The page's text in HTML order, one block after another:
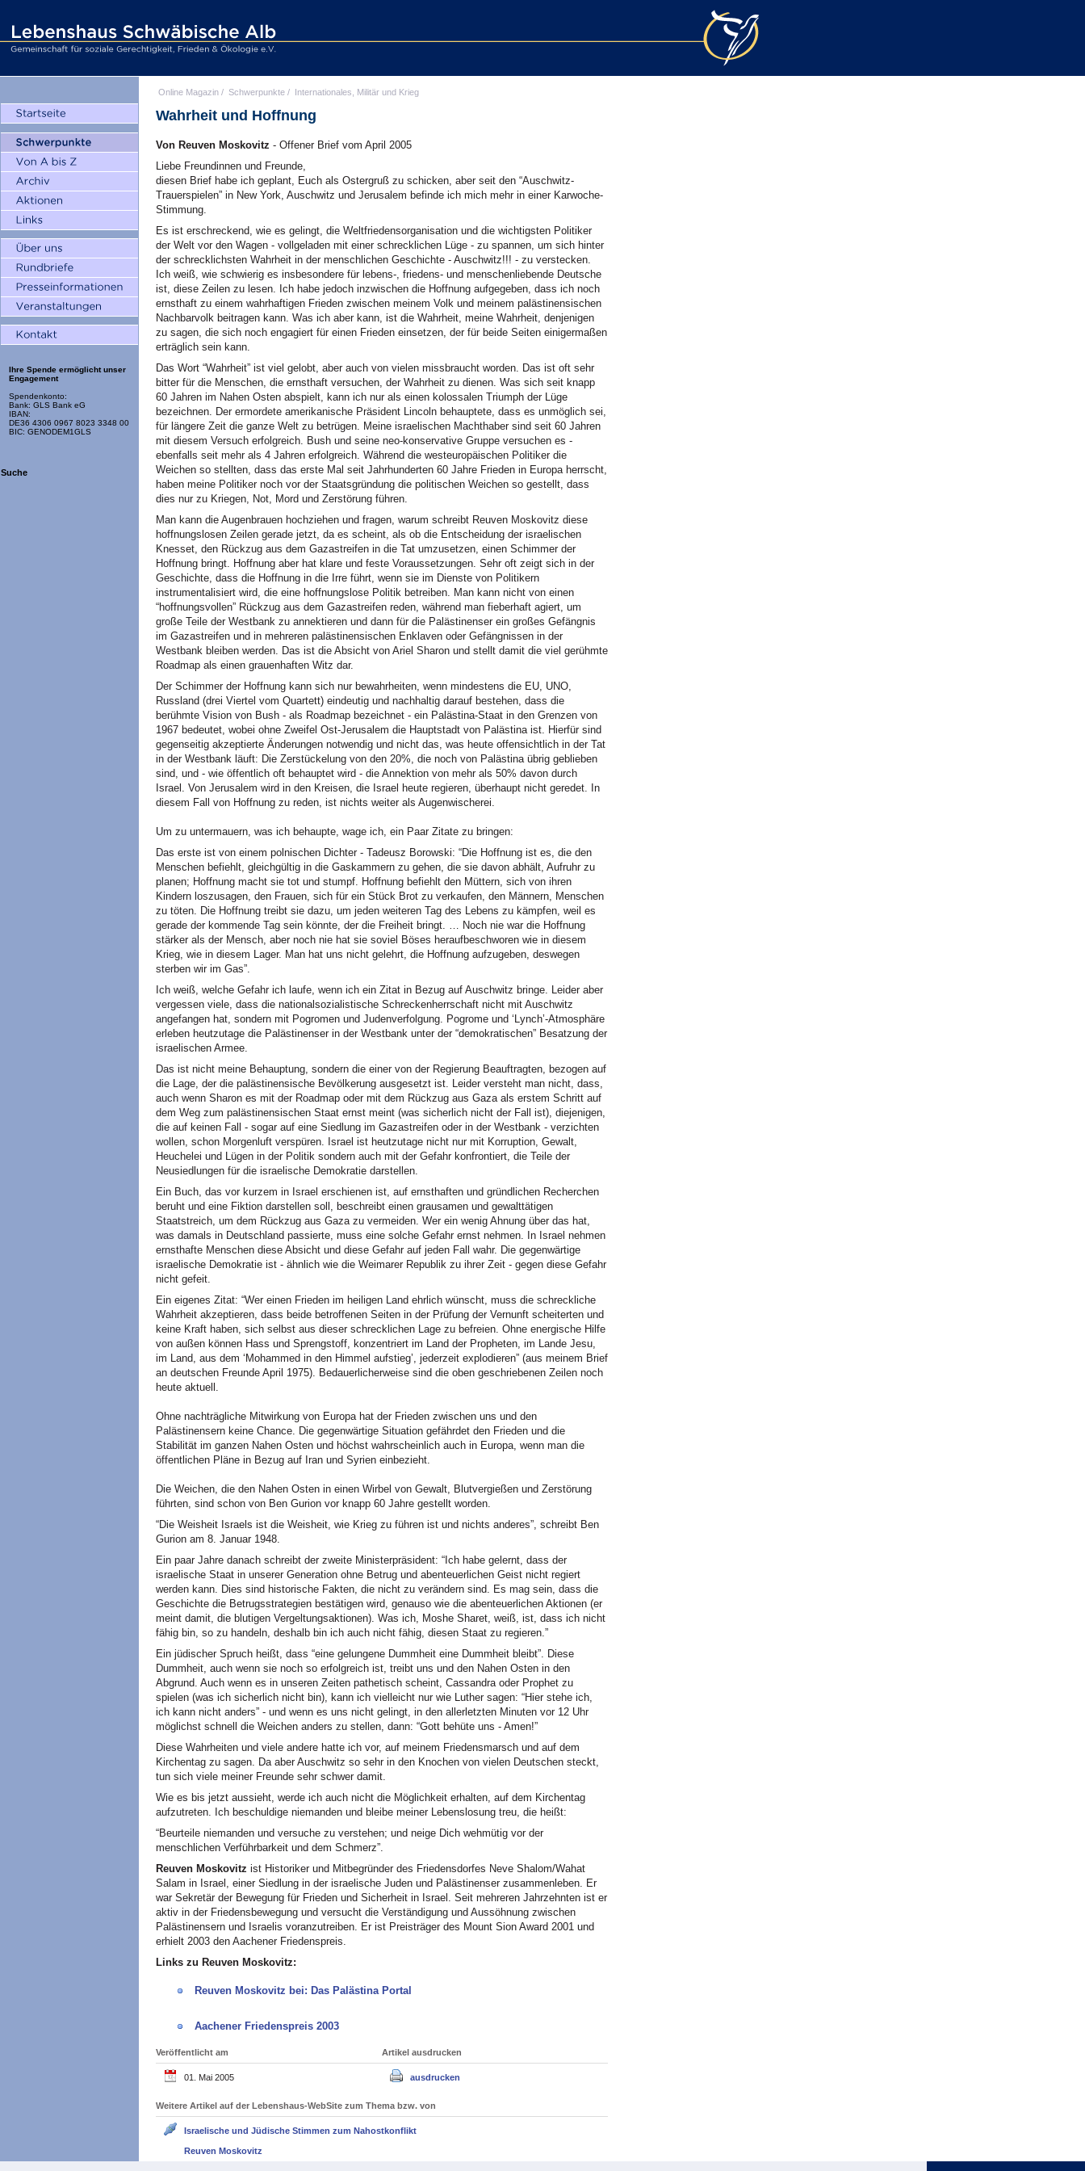
Ihre Spende ermöglicht unser
Engagement
Spendenkonto:
Bank: GLS Bank eG
IBAN:
DE36 4306 0967 8023 3348 00
BIC: GENODEM1GLS
Suche
Online Magazin / Schwerpunkte / Internationales, Militär und Krieg
Wahrheit und Hoffnung
Von Reuven Moskovitz - Offener Brief vom April 2005
Liebe Freundinnen und Freunde,
diesen Brief habe ich geplant, Euch als Ostergruß zu schicken, aber seit den “Auschwitz-
Trauerspielen” in New York, Auschwitz und Jerusalem befinde ich mich mehr in einer Karwoche-
Stimmung.
Es ist erschreckend, wie es gelingt, die Weltfriedensorganisation und die wichtigsten Politiker
der Welt vor den Wagen - vollgeladen mit einer schrecklichen Lüge - zu spannen, um sich hinter
der schrecklichsten Wahrheit in der menschlichen Geschichte - Auschwitz!!! - zu verstecken.
Ich weiß, wie schwierig es insbesondere für lebens-, friedens- und menschenliebende Deutsche
ist, diese Zeilen zu lesen. Ich habe jedoch inzwischen die Hoffnung aufgegeben, dass ich noch
ernsthaft zu einem wahrhaftigen Frieden zwischen meinem Volk und meinem palästinensischen
Nachbarvolk beitragen kann. Was ich aber kann, ist die Wahrheit, meine Wahrheit, denjenigen
zu sagen, die sich noch engagiert für einen Frieden einsetzen, der für beide Seiten einigermaßen
erträglich sein kann.
Das Wort “Wahrheit” ist viel gelobt, aber auch von vielen missbraucht worden. Das ist oft sehr
bitter für die Menschen, die ernsthaft versuchen, der Wahrheit zu dienen. Was sich seit knapp
60 Jahren im Nahen Osten abspielt, kann ich nur als einen kolossalen Triumph der Lüge
bezeichnen. Der ermordete amerikanische Präsident Lincoln behauptete, dass es unmöglich sei,
für längere Zeit die ganze Welt zu betrügen. Meine israelischen Machthaber sind seit 60 Jahren
mit diesem Versuch erfolgreich. Bush und seine neo-konservative Gruppe versuchen es -
ebenfalls seit mehr als 4 Jahren erfolgreich. Während die westeuropäischen Politiker die
Weichen so stellten, dass das erste Mal seit Jahrhunderten 60 Jahre Frieden in Europa herrscht,
haben meine Politiker noch vor der Staatsgründung die politischen Weichen so gestellt, dass
dies nur zu Kriegen, Not, Mord und Zerstörung führen.
Man kann die Augenbrauen hochziehen und fragen, warum schreibt Reuven Moskovitz diese
hoffnungslosen Zeilen gerade jetzt, da es scheint, als ob die Entscheidung der israelischen
Knesset, den Rückzug aus dem Gazastreifen in die Tat umzusetzen, einen Schimmer der
Hoffnung bringt. Hoffnung aber hat klare und feste Voraussetzungen. Sehr oft zeigt sich in der
Geschichte, dass die Hoffnung in die Irre führt, wenn sie im Dienste von Politikern
instrumentalisiert wird, die eine hoffnungslose Politik betreiben. Man kann nicht von einen
“hoffnungsvollen” Rückzug aus dem Gazastreifen reden, während man fieberhaft agiert, um
große Teile der Westbank zu annektieren und dann für die Palästinenser ein großes Gefängnis
im Gazastreifen und in mehreren palästinensischen Enklaven oder Gefängnissen in der
Westbank bleiben werden. Das ist die Absicht von Ariel Sharon und stellt damit die viel gerühmte
Roadmap als einen grauenhaften Witz dar.
Der Schimmer der Hoffnung kann sich nur bewahrheiten, wenn mindestens die EU, UNO,
Russland (drei Viertel vom Quartett) eindeutig und nachhaltig darauf bestehen, dass die
berühmte Vision von Bush - als Roadmap bezeichnet - ein Palästina-Staat in den Grenzen von
1967 bedeutet, wobei ohne Zweifel Ost-Jerusalem die Hauptstadt von Palästina ist. Hierfür sind
gegenseitig akzeptierte Änderungen notwendig und nicht das, was heute offensichtlich in der Tat
in der Westbank läuft: Die Zerstückelung von den 20%, die noch von Palästina übrig geblieben
sind, und - wie öffentlich oft behauptet wird - die Annektion von mehr als 50% davon durch
Israel. Von Jerusalem wird in den Kreisen, die Israel heute regieren, überhaupt nicht geredet. In
diesem Fall von Hoffnung zu reden, ist nichts weiter als Augenwischerei.
Um zu untermauern, was ich behaupte, wage ich, ein Paar Zitate zu bringen:
Das erste ist von einem polnischen Dichter - Tadeusz Borowski: “Die Hoffnung ist es, die den
Menschen befiehlt, gleichgültig in die Gaskammern zu gehen, die sie davon abhält, Aufruhr zu
planen; Hoffnung macht sie tot und stumpf. Hoffnung befiehlt den Müttern, sich von ihren
Kindern loszusagen, den Frauen, sich für ein Stück Brot zu verkaufen, den Männern, Menschen
zu töten. Die Hoffnung treibt sie dazu, um jeden weiteren Tag des Lebens zu kämpfen, weil es
gerade der kommende Tag sein könnte, der die Freiheit bringt. … Noch nie war die Hoffnung
stärker als der Mensch, aber noch nie hat sie soviel Böses heraufbeschworen wie in diesem
Krieg, wie in diesem Lager. Man hat uns nicht gelehrt, die Hoffnung aufzugeben, deswegen
sterben wir im Gas”.
Ich weiß, welche Gefahr ich laufe, wenn ich ein Zitat in Bezug auf Auschwitz bringe. Leider aber
vergessen viele, dass die nationalsozialistische Schreckenherrschaft nicht mit Auschwitz
angefangen hat, sondern mit Pogromen und Judenverfolgung. Pogrome und ‘Lynch’-Atmosphäre
erleben heutzutage die Palästinenser in der Westbank unter der “demokratischen” Besatzung der
israelischen Armee.
Das ist nicht meine Behauptung, sondern die einer von der Regierung Beauftragten, bezogen auf
die Lage, der die palästinensische Bevölkerung ausgesetzt ist. Leider versteht man nicht, dass,
auch wenn Sharon es mit der Roadmap oder mit dem Rückzug aus Gaza als erstem Schritt auf
dem Weg zum palästinensischen Staat ernst meint (was sicherlich nicht der Fall ist), diejenigen,
die auf keinen Fall - sogar auf eine Siedlung im Gazastreifen oder in der Westbank - verzichten
wollen, schon Morgenluft verspüren. Israel ist heutzutage nicht nur mit Korruption, Gewalt,
Heuchelei und Lügen in der Politik sondern auch mit der Gefahr konfrontiert, die Teile der
Neusiedlungen für die israelische Demokratie darstellen.
Ein Buch, das vor kurzem in Israel erschienen ist, auf ernsthaften und gründlichen Recherchen
beruht und eine Fiktion darstellen soll, beschreibt einen grausamen und gewalttätigen
Staatstreich, um dem Rückzug aus Gaza zu vermeiden. Wer ein wenig Ahnung über das hat,
was damals in Deutschland passierte, muss eine solche Gefahr ernst nehmen. In Israel nehmen
ernsthafte Menschen diese Absicht und diese Gefahr auf jeden Fall wahr. Die gegenwärtige
israelische Demokratie ist - ähnlich wie die Weimarer Republik zu ihrer Zeit - gegen diese Gefahr
nicht gefeit.
Ein eigenes Zitat: “Wer einen Frieden im heiligen Land ehrlich wünscht, muss die schreckliche
Wahrheit akzeptieren, dass beide betroffenen Seiten in der Prüfung der Vernunft scheiterten und
keine Kraft haben, sich selbst aus dieser schrecklichen Lage zu befreien. Ohne energische Hilfe
von außen können Hass und Sprengstoff, konzentriert im Land der Propheten, im Lande Jesu,
im Land, aus dem ‘Mohammed in den Himmel aufstieg’, jederzeit explodieren” (aus meinem Brief
an deutschen Freunde April 1975). Bedauerlicherweise sind die oben geschriebenen Zeilen noch
heute aktuell.
Ohne nachträgliche Mitwirkung von Europa hat der Frieden zwischen uns und den
Palästinensern keine Chance. Die gegenwärtige Situation gefährdet den Frieden und die
Stabilität im ganzen Nahen Osten und höchst wahrscheinlich auch in Europa, wenn man die
öffentlichen Pläne in Bezug auf Iran und Syrien einbezieht.
Die Weichen, die den Nahen Osten in einen Wirbel von Gewalt, Blutvergießen und Zerstörung
führten, sind schon von Ben Gurion vor knapp 60 Jahre gestellt worden.
“Die Weisheit Israels ist die Weisheit, wie Krieg zu führen ist und nichts anderes”, schreibt Ben
Gurion am 8. Januar 1948.
Ein paar Jahre danach schreibt der zweite Ministerpräsident: “Ich habe gelernt, dass der
israelische Staat in unserer Generation ohne Betrug und abenteuerlichen Geist nicht regiert
werden kann. Dies sind historische Fakten, die nicht zu verändern sind. Es mag sein, dass die
Geschichte die Betrugsstrategien bestätigen wird, genauso wie die abenteuerlichen Aktionen (er
meint damit, die blutigen Vergeltungsaktionen). Was ich, Moshe Sharet, weiß, ist, dass ich nicht
fähig bin, so zu handeln, deshalb bin ich auch nicht fähig, diesen Staat zu regieren.”
Ein jüdischer Spruch heißt, dass “eine gelungene Dummheit eine Dummheit bleibt”. Diese
Dummheit, auch wenn sie noch so erfolgreich ist, treibt uns und den Nahen Osten in den
Abgrund. Auch wenn es in unseren Zeiten pathetisch scheint, Cassandra oder Prophet zu
spielen (was ich sicherlich nicht bin), kann ich vielleicht nur wie Luther sagen: “Hier stehe ich,
ich kann nicht anders” - und wenn es uns nicht gelingt, in den allerletzten Minuten vor 12 Uhr
möglichst schnell die Weichen anders zu stellen, dann: “Gott behüte uns - Amen!”
Diese Wahrheiten und viele andere hatte ich vor, auf meinem Friedensmarsch und auf dem
Kirchentag zu sagen. Da aber Auschwitz so sehr in den Knochen von vielen Deutschen steckt,
tun sich viele meiner Freunde sehr schwer damit.
Wie es bis jetzt aussieht, werde ich auch nicht die Möglichkeit erhalten, auf dem Kirchentag
aufzutreten. Ich beschuldige niemanden und bleibe meiner Lebenslosung treu, die heißt:
“Beurteile niemanden und versuche zu verstehen; und neige Dich wehmütig vor der
menschlichen Verführbarkeit und dem Schmerz”.
Reuven Moskovitz ist Historiker und Mitbegründer des Friedensdorfes Neve Shalom/Wahat
Salam in Israel, einer Siedlung in der israelische Juden und Palästinenser zusammenleben. Er
war Sekretär der Bewegung für Frieden und Sicherheit in Israel. Seit mehreren Jahrzehnten ist er
aktiv in der Friedensbewegung und versucht die Verständigung und Aussöhnung zwischen
Palästinensern und Israelis voranzutreiben. Er ist Preisträger des Mount Sion Award 2001 und
erhielt 2003 den Aachener Friedenspreis.
Links zu Reuven Moskovitz:
Reuven Moskovitz bei: Das Palästina Portal
Aachener Friedenspreis 2003
Veröffentlicht am
01. Mai 2005
Artikel ausdrucken
ausdrucken
Weitere Artikel auf der Lebenshaus-WebSite zum Thema bzw. von
Israelische und Jüdische Stimmen zum Nahostkonflikt
Reuven Moskovitz